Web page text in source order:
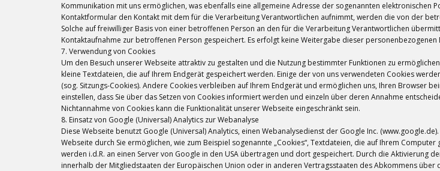
Kommunikation mit uns ermöglichen, was ebenfalls eine allgemeine Adresse der sogenannten elektronischen
Kontaktformular den Kontakt mit dem für die Verarbeitung Verantwortlichen aufnimmt, werden die von der
Solche auf freiwilliger Basis von einer betroffenen Person an den für die Verarbeitung Verantwortlichen
Kontaktaufnahme zur betroffenen Person gespeichert. Es erfolgt keine Weitergabe dieser personenbezogenen
7. Verwendung von Cookies
Um den Besuch unserer Webseite attraktiv zu gestalten und die Nutzung bestimmter Funktionen zu
kleine Textdateien, die auf Ihrem Endgerät gespeichert werden. Einige der von uns verwendeten Cookies
(sog. Sitzungs-Cookies). Andere Cookies verbleiben auf Ihrem Endgerät und ermöglichen uns, Ihren Browser
einstellen, dass Sie über das Setzen von Cookies informiert werden und einzeln über deren Annahme
Nichtannahme von Cookies kann die Funktionalität unserer Webseite eingeschränkt sein.
8. Einsatz von Google (Universal) Analytics zur Webanalyse
Diese Webseite benutzt Google (Universal) Analytics, einen Webanalysedienst der Google Inc.
Webseite durch Sie ermöglichen, wie zum Beispiel sogenannte „Cookies“, Textdateien, die auf Ihrem
werden i.d.R. an einen Server von Google in den USA übertragen und dort gespeichert. Durch die
innerhalb der Mitgliedstaaten der Europäischen Union oder in anderen Vertragsstaaten des Abkommens